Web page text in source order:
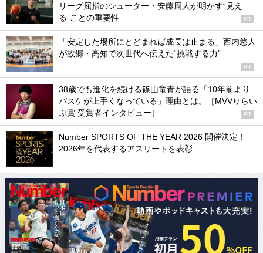
リーグ屈指のシューター・安藤周人が明かす“見え
る”ことの重要性
PR
「安定した場所にとどまれば成長は止まる」西内悠人
が故郷・高知で次世代へ伝えた“挑戦する力”
PR
38歳でも進化を続ける篠山竜青が語る「10年前より
バスケが上手くなっている」理由とは。［MVVりらい
ぶ賞 受賞者インタビュー］
PR
Number SPORTS OF THE YEAR 2026 開催決定！
2026年を代表するアスリートを表彰